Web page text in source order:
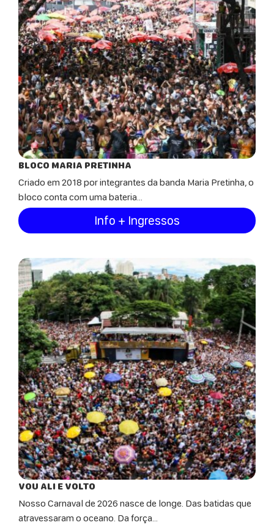
BLOCO MARIA PRETINHA
Criado em 2018 por integrantes da banda Maria Pretinha, o
bloco conta com uma bateria...
Info + Ingressos
VOU ALI E VOLTO
Nosso Carnaval de 2026 nasce de longe. Das batidas que
atravessaram o oceano. Da força...